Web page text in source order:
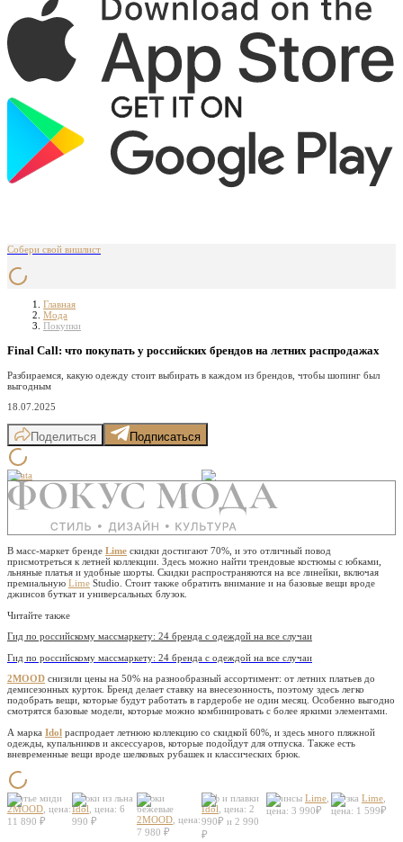
Собери свой вишлист
Главная
Мода
Покупки
Final Call: что покупать у российских брендов на летних распродажах
Разбираемся, какую одежду стоит выбирать в каждом из брендов, чтобы шопинг был
выгодным
18.07.2025
Поделиться Подписаться
Eclata
В масс-маркет бренде Lime скидки достигают 70%, и это отличный повод
присмотреться к летней коллекции. Здесь можно найти трендовые костюмы с юбками,
льняные платья и удобные шорты. Скидки распространяются на все линейки, включая
премиальную Lime Studio. Стоит также обратить внимание и на базовые вещи вроде
джинсов буткат и универсальных блузок.
Читайте также
Гид по российскому массмаркету: 24 бренда с одеждой на все случаи
Гид по российскому массмаркету: 24 бренда с одеждой на все случаи
2MOOD снизили цены на 50% на разнообразный ассортимент: от летних платьев до
демисезонных курток. Бренд делает ставку на внесезонность, поэтому здесь легко
подобрать вещи, которые будут работать в гардеробе не один месяц. Особенно выгодно
смотрятся базовые модели, которые можно комбинировать с более яркими элементами.
А марка Idol распродает летнюю коллекцию со скидкой 60%, и здесь много пляжной
одежды, купальников и аксессуаров, которые подойдут для отпуска. Также есть
вневременные вещи вроде шелковых рубашек и классических брюк.
Платье миди
2MOOD , цена:
11 890 ₽
Брюки из льна
Idol
, цена: 6
990 ₽
Брюки
бежевые
2MOOD , цена:
7 980 ₽
Лиф и плавки
Idol
, цена: 2
990₽ и 2 990
₽
Джинсы Lime
цена: 3 990₽
Блузка Lime
цена: 1 599₽